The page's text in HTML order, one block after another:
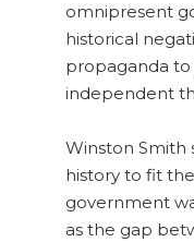
omnipresent
historical
propaganda to
independent
Winston Smith
history to fit
government
as the gap